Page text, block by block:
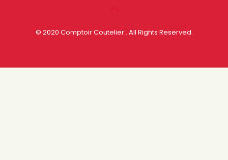
© 2020 Comptoir Coutelier . All Rights Reserved.